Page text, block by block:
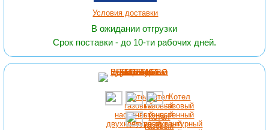
Условия доставки
В ожидании отгрузки
Срок поставки - до 10-ти рабочих дней.